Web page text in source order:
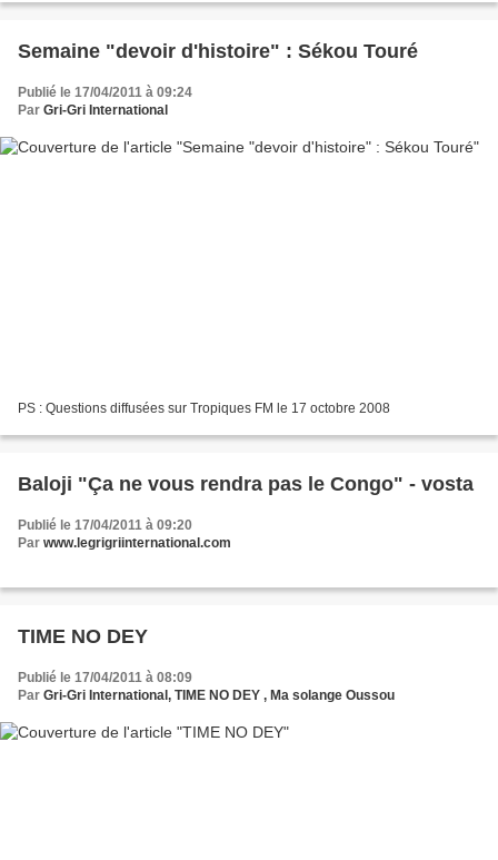
Semaine "devoir d'histoire" : Sékou Touré
Publié le 17/04/2011 à 09:24
Par Gri-Gri International
PS : Questions diffusées sur Tropiques FM le 17 octobre 2008
Baloji "Ça ne vous rendra pas le Congo" - vosta
Publié le 17/04/2011 à 09:20
Par www.legrigriinternational.com
TIME NO DEY
Publié le 17/04/2011 à 08:09
Par Gri-Gri International, TIME NO DEY , Ma solange Oussou